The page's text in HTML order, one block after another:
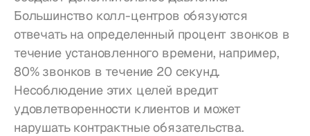
Большинство колл-центров обязуются
отвечать на определенный процент звонков в
течение установленного времени, например,
80% звонков в течение 20 секунд.
Несоблюдение этих целей вредит
удовлетворенности клиентов и может
нарушать контрактные обязательства.